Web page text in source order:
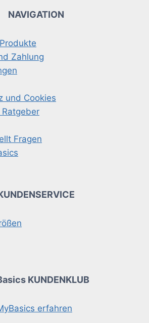
NAVIGATION
Zahlung
und Cookies
Fragen
KUNDENKLUB
erfahren